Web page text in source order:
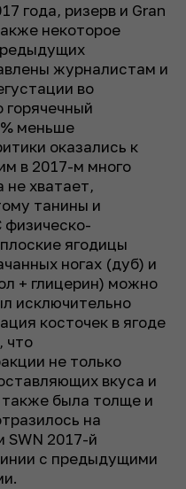
года, ризерв и Gran
некоторое
журналистам и
во
меньше
оказались к
в 2017-м много
не хватает,
танины и
ягодицы
ногах (дуб) и
+ глицерин) можно
исключительно
косточек в ягоде
что
не только
вкуса и
была толще и
на
SWN 2017-й
с предыдущими